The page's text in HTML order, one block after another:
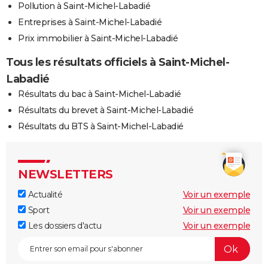
Pollution à Saint-Michel-Labadié
Entreprises à Saint-Michel-Labadié
Prix immobilier à Saint-Michel-Labadié
Tous les résultats officiels à Saint-Michel-
Labadié
Résultats du bac à Saint-Michel-Labadié
Résultats du brevet à Saint-Michel-Labadié
Résultats du BTS à Saint-Michel-Labadié
NEWSLETTERS
Actualité
Voir un exemple
Sport
Voir un exemple
Les dossiers d'actu
Voir un exemple